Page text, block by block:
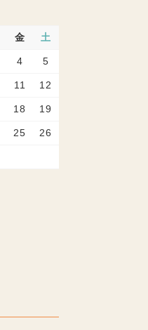
金 土
4 5
11 12
18 19
25 26